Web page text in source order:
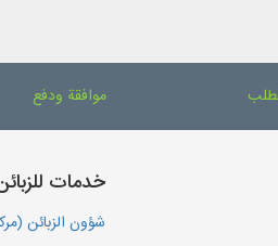
موافقة ودفع
خدمات
شؤون الزبائن